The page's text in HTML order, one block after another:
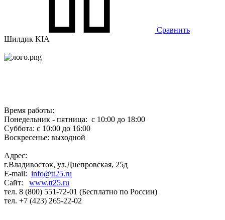
Сравнить
Шилдик KIA
Время работы:
Понедельник - пятница: с 10:00 до 18:00
Суббота: с 10:00 до 16:00
Воскресенье: выходной
Адрес:
г.Владивосток, ул.Днепровская, 25д
E-mail: info@tt25.ru
Сайт: www.tt25.ru
тел. 8 (800) 551-72-01 (Бесплатно по России)
тел. +7 (423) 265-22-02